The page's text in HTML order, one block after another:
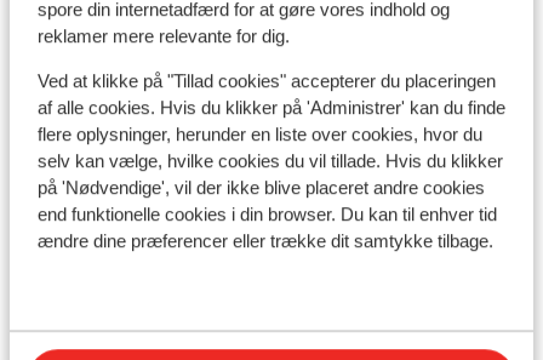
spore din internetadfærd for at gøre vores indhold og
reklamer mere relevante for dig.
Ved at klikke på "Tillad cookies" accepterer du placeringen
af alle cookies. Hvis du klikker på 'Administrer' kan du finde
flere oplysninger, herunder en liste over cookies, hvor du
selv kan vælge, hvilke cookies du vil tillade. Hvis du klikker
på 'Nødvendige', vil der ikke blive placeret andre cookies
end funktionelle cookies i din browser. Du kan til enhver tid
ændre dine præferencer eller trække dit samtykke tilbage.
Den officielle møntenhed er euro.
Drikkepenge:
Det er normalt at give ca. 10% i drikkepenge på de
græske barer og restauranter.
Strøm:
Strømforsyningen er ligesom i Danmark 220 volt.
Det er ikke tilrådeligt at drikke vand fra hanen.